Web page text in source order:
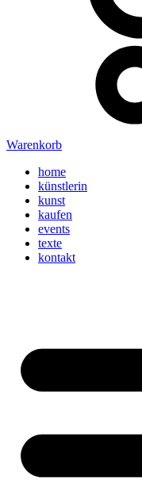
Warenkorb
home
künstlerin
kunst
kaufen
events
texte
kontakt